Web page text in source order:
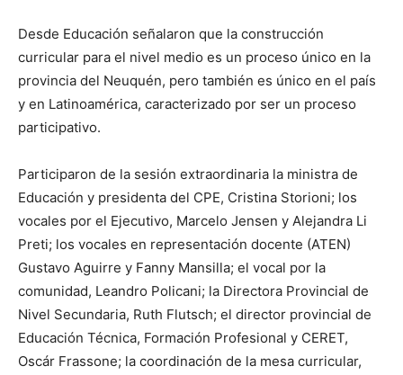
Desde Educación señalaron que la construcción
curricular para el nivel medio es un proceso único en la
provincia del Neuquén, pero también es único en el país
y en Latinoamérica, caracterizado por ser un proceso
participativo.
Participaron de la sesión extraordinaria la ministra de
Educación y presidenta del CPE, Cristina Storioni; los
vocales por el Ejecutivo, Marcelo Jensen y Alejandra Li
Preti; los vocales en representación docente (ATEN)
Gustavo Aguirre y Fanny Mansilla; el vocal por la
comunidad, Leandro Policani; la Directora Provincial de
Nivel Secundaria, Ruth Flutsch; el director provincial de
Educación Técnica, Formación Profesional y CERET,
Oscár Frassone; la coordinación de la mesa curricular,